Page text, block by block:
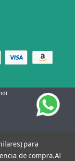
para
de compra.Al